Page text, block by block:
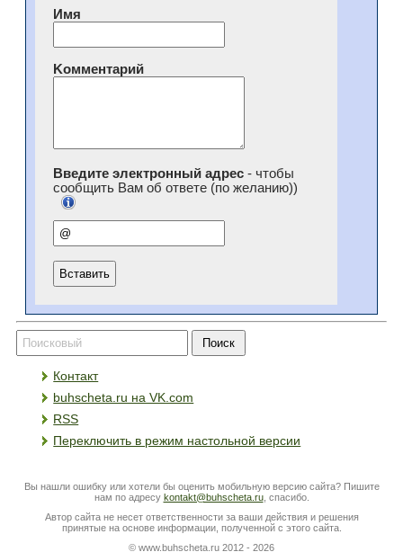
Имя
Kомментарий
Введите электронный адрес- чтобы
сообщить Вам об ответе (по желанию))
Контакт
buhscheta.ru на VK.com
RSS
Переключить в режим настольной версии
Вы нашли ошибку или хотели бы оценить мобильную версию сайта? Пишите
нам по адресу kontakt@buhscheta.ru, спасибо.
Автор сайта не несет ответственности за ваши действия и решения
принятые на основе информации, полученной с этого сайта.
© www.buhscheta.ru 2012 - 2026